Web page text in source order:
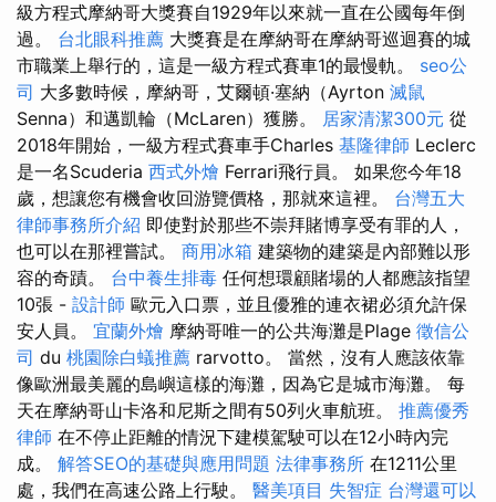
級方程式摩納哥大獎賽自1929年以來就一直在公國每年倒
過。 台北眼科推薦 大獎賽是在摩納哥在摩納哥巡迴賽的城
市職業上舉行的，這是一級方程式賽車1的最慢軌。 seo公
司 大多數時候，摩納哥，艾爾頓·塞納（Ayrton 滅鼠
Senna）和邁凱輪（McLaren）獲勝。 居家清潔300元 從
2018年開始，一級方程式賽車手Charles 基隆律師 Leclerc
是一名Scuderia 西式外燴 Ferrari飛行員。 如果您今年18
歲，想讓您有機會收回游覽價格，那就來這裡。 台灣五大
律師事務所介紹 即使對於那些不崇拜賭博享受有罪的人，
也可以在那裡嘗試。 商用冰箱 建築物的建築是內部難以形
容的奇蹟。 台中養生排毒 任何想環顧賭場的人都應該指望
10張 - 設計師 歐元入口票，並且優雅的連衣裙必須允許保
安人員。 宜蘭外燴 摩納哥唯一的公共海灘是Plage 徵信公
司 du 桃園除白蟻推薦 rarvotto。 當然，沒有人應該依靠
像歐洲最美麗的島嶼這樣的海灘，因為它是城市海灘。 每
天在摩納哥山卡洛和尼斯之間有50列火車航班。 推薦優秀
律師 在不停止距離的情況下建模駕駛可以在12小時內完
成。 解答SEO的基礎與應用問題 法律事務所 在1211公里
處，我們在高速公路上行駛。 醫美項目 失智症 台灣還可以